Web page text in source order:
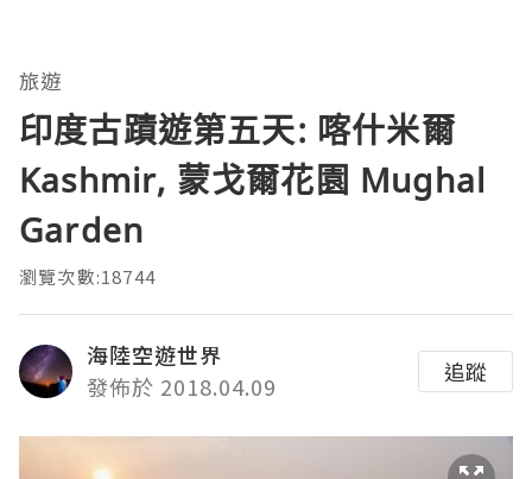
旅遊
印度古蹟遊第五天: 喀什米爾
Kashmir, 蒙戈爾花園 Mughal
Garden
瀏覽次數:18744
海陸空遊世界
發佈於 2018.04.09
追蹤